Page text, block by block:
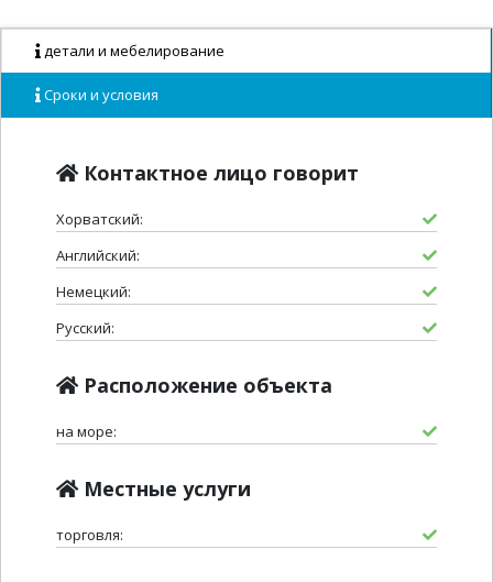
детали и мебелирование
Сроки и условия
Контактное лицо говорит
Хорватский:
Английский:
Немецкий:
Русский:
Расположение объекта
на море:
Местные услуги
торговля: